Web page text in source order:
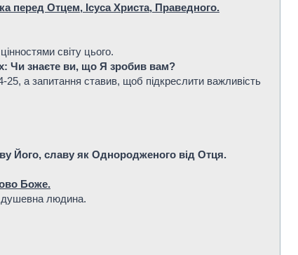
перед Отцем, Ісуса Христа, Праведного.
світу цього.
Чи знаєте ви, що Я зробив вам?
25, а запитання ставив, щоб підкреслити важливість
Його, славу як Однородженого від Отця.
Боже.
душевна людина.